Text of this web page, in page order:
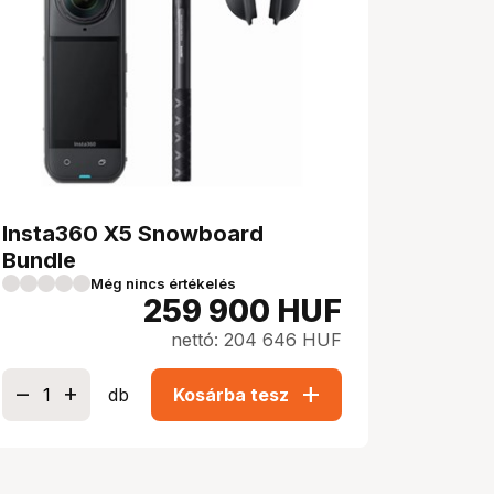
Insta360 X5 Snowboard
Bundle
Még nincs értékelés
259 900 HUF
nettó: 204 646 HUF
db Kosárba tesz add